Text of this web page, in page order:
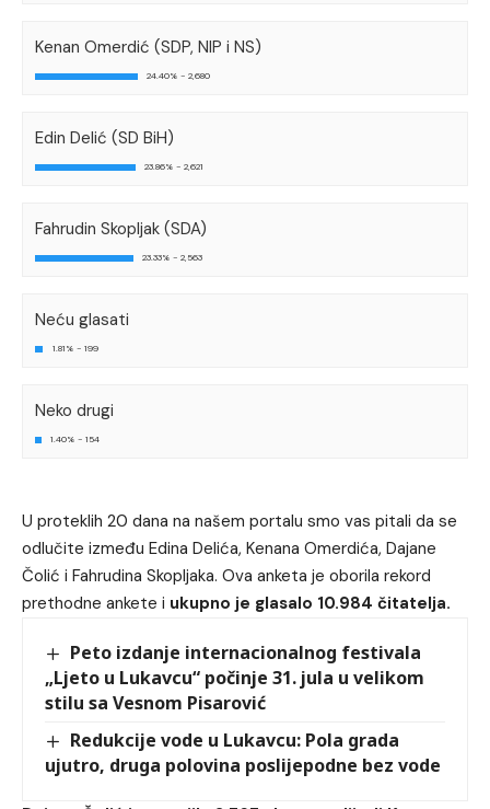
Kenan Omerdić (SDP, NIP i NS)
24.40% - 2,680
Edin Delić (SD BiH)
23.86% - 2,621
Fahrudin Skopljak (SDA)
23.33% - 2,563
Neću glasati
1.81% - 199
Neko drugi
1.40% - 154
U proteklih 20 dana na našem portalu smo vas pitali da se
odlučite između Edina Delića, Kenana Omerdića, Dajane
Čolić i Fahrudina Skopljaka. Ova anketa je oborila rekord
prethodne ankete i ukupno je glasalo 10.984 čitatelja.
Peto izdanje internacionalnog festivala
„Ljeto u Lukavcu“ počinje 31. jula u velikom
stilu sa Vesnom Pisarović
Redukcije vode u Lukavcu: Pola grada
ujutro, druga polovina poslijepodne bez vode